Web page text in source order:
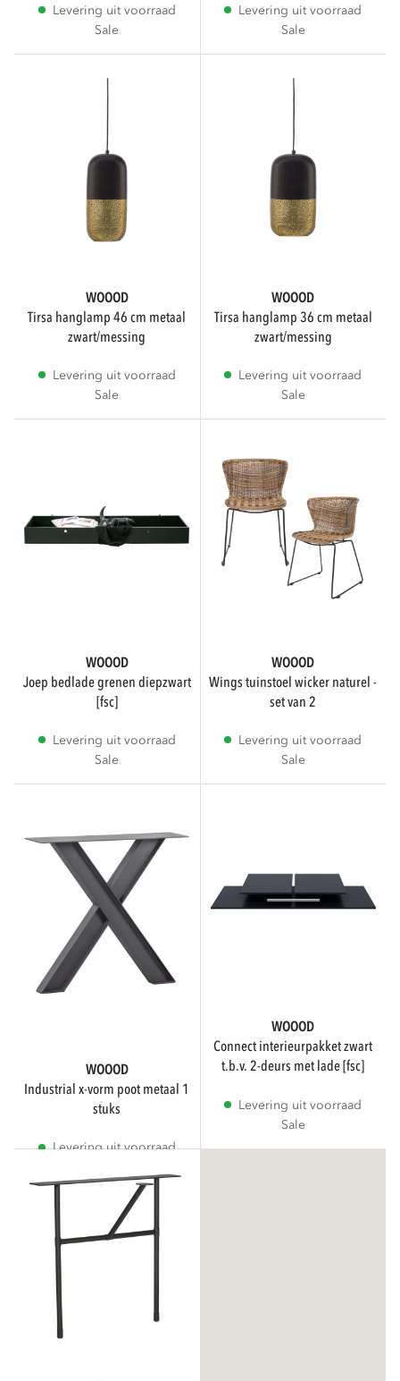
Levering uit voorraad
Sale
Levering uit voorraad
Sale
WOOOD
tirsa hanglamp 46 cm metaal
zwart/messing
Levering uit voorraad
Sale
WOOOD
tirsa hanglamp 36 cm metaal
zwart/messing
Levering uit voorraad
Sale
WOOOD
joep bedlade grenen diepzwart
[fsc]
Levering uit voorraad
Sale
WOOOD
wings tuinstoel wicker naturel -
set van 2
Levering uit voorraad
Sale
WOOOD
industrial x-vorm poot metaal 1
stuks
Levering uit voorraad
WOOOD
connect interieurpakket zwart
t.b.v. 2-deurs met lade [fsc]
Levering uit voorraad
Sale